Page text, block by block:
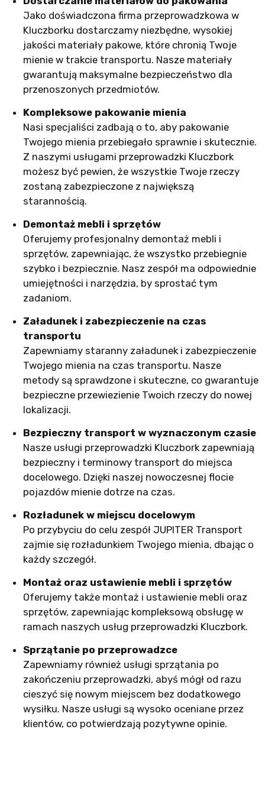
Jako doświadczona firma przeprowadzkowa w
Kluczborku dostarczamy niezbędne, wysokiej
jakości materiały pakowe, które chronią Twoje
mienie w trakcie transportu. Nasze materiały
gwarantują maksymalne bezpieczeństwo dla
przenoszonych przedmiotów.
Kompleksowe pakowanie mienia
Nasi specjaliści zadbają o to, aby pakowanie
Twojego mienia przebiegało sprawnie i skutecznie.
Z naszymi usługami przeprowadzki Kluczbork
możesz być pewien, że wszystkie Twoje rzeczy
zostaną zabezpieczone z największą
starannością.
Demontaż mebli i sprzętów
Oferujemy profesjonalny demontaż mebli i
sprzętów, zapewniając, że wszystko przebiegnie
szybko i bezpiecznie. Nasz zespół ma odpowiednie
umiejętności i narzędzia, by sprostać tym
zadaniom.
Załadunek i zabezpieczenie na czas
transportu
Zapewniamy staranny załadunek i zabezpieczenie
Twojego mienia na czas transportu. Nasze
metody są sprawdzone i skuteczne, co gwarantuje
bezpieczne przewiezienie Twoich rzeczy do nowej
lokalizacji.
Bezpieczny transport w wyznaczonym czasie
Nasze usługi przeprowadzki Kluczbork zapewniają
bezpieczny i terminowy transport do miejsca
docelowego. Dzięki naszej nowoczesnej flocie
pojazdów mienie dotrze na czas.
Rozładunek w miejscu docelowym
Po przybyciu do celu zespół JUPITER Transport
zajmie się rozładunkiem Twojego mienia, dbając o
każdy szczegół.
Montaż oraz ustawienie mebli i sprzętów
Oferujemy także montaż i ustawienie mebli oraz
sprzętów, zapewniając kompleksową obsługę w
ramach naszych usług przeprowadzki Kluczbork.
Sprzątanie po przeprowadzce
Zapewniamy również usługi sprzątania po
zakończeniu przeprowadzki, abyś mógł od razu
cieszyć się nowym miejscem bez dodatkowego
wysiłku. Nasze usługi są wysoko oceniane przez
klientów, co potwierdzają pozytywne opinie.